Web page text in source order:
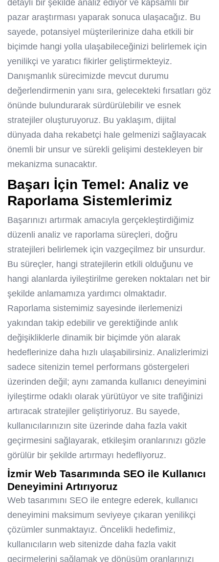
detaylı bir şekilde analiz ediyor ve kapsamlı bir
pazar araştırması yaparak sonuca ulaşacağız. Bu
sayede, potansiyel müşterilerinize daha etkili bir
biçimde hangi yolla ulaşabileceğinizi belirlemek için
yenilikçi ve yaratıcı fikirler geliştirmekteyiz.
Danışmanlık sürecimizde mevcut durumu
değerlendirmenin yanı sıra, gelecekteki fırsatları göz
önünde bulundurarak sürdürülebilir ve esnek
stratejiler oluşturuyoruz. Bu yaklaşım, dijital
dünyada daha rekabetçi hale gelmenizi sağlayacak
önemli bir unsur ve sürekli gelişimi destekleyen bir
mekanizma sunacaktır.
Başarı İçin Temel: Analiz ve
Raporlama Sistemlerimiz
Başarınızı artırmak amacıyla gerçekleştirdiğimiz
düzenli analiz ve raporlama süreçleri, doğru
stratejileri belirlemek için vazgeçilmez bir unsurdur.
Bu süreçler, hangi stratejilerin etkili olduğunu ve
hangi alanlarda iyileştirilme gereken noktaları net bir
şekilde anlamamıza yardımcı olmaktadır.
Raporlama sistemimiz sayesinde ilerlemenizi
yakından takip edebilir ve gerektiğinde anlık
değişikliklerle dinamik bir biçimde yön alarak
hedeflerinize daha hızlı ulaşabilirsiniz. Analizlerimizi
sadece sitenizin temel performans göstergeleri
üzerinden değil; aynı zamanda kullanıcı deneyimini
iyileştirme odaklı olarak yürütüyor ve site trafiğinizi
artıracak stratejiler geliştiriyoruz. Bu sayede,
kullanıcılarınızın site üzerinde daha fazla vakit
geçirmesini sağlayarak, etkileşim oranlarınızı gözle
görülür bir şekilde artırmayı hedefliyoruz.
İzmir Web Tasarımında SEO ile Kullanıcı
Deneyimini Artırıyoruz
Web tasarımını SEO ile entegre ederek, kullanıcı
deneyimini maksimum seviyeye çıkaran yenilikçi
çözümler sunmaktayız. Öncelikli hedefimiz,
kullanıcıların web sitenizde daha fazla vakit
geçirmelerini sağlamak ve dönüşüm oranlarınızı